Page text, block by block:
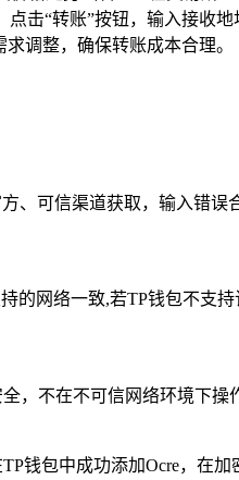
点击“转账”按钮，输入接收
调整，确保转账成本合理。
、可信渠道获取，输入错
的网络一致,若TP钱包不支
，不在不可信网络环境下
钱包中成功添加Ocre，在